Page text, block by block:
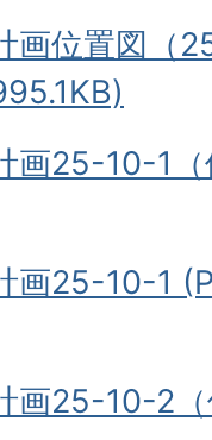
画位置図（
画25-10-1
画25-10-1
画25-10-2